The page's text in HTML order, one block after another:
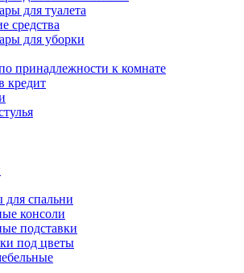
для туалета
средства
для уборки
принадлежности к комнате
кредит
для спальни
консоли
подставки
под цветы